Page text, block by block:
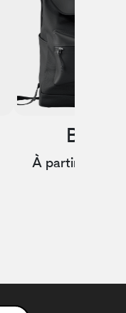
Brook
À partir de €